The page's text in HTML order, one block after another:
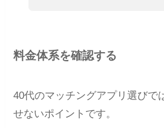
料金体系を確認する
40代のマッチングアプリ選びで
せないポイントです。